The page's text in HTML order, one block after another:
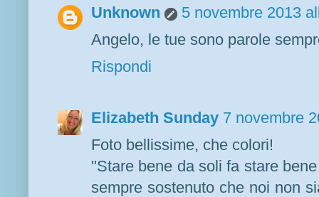
Unknown
5 novembre 2013
Angelo, le tue sono parole
Rispondi
Elizabeth Sunday 7 novembre
Foto bellissime, che colori!
"Stare bene da soli fa stare
sempre sostenuto che noi non